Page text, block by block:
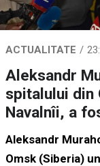
ACTUALITATE
Aleksandr
spitalului din
Navalnîi, a
Aleksandr
Omsk (Siberia)